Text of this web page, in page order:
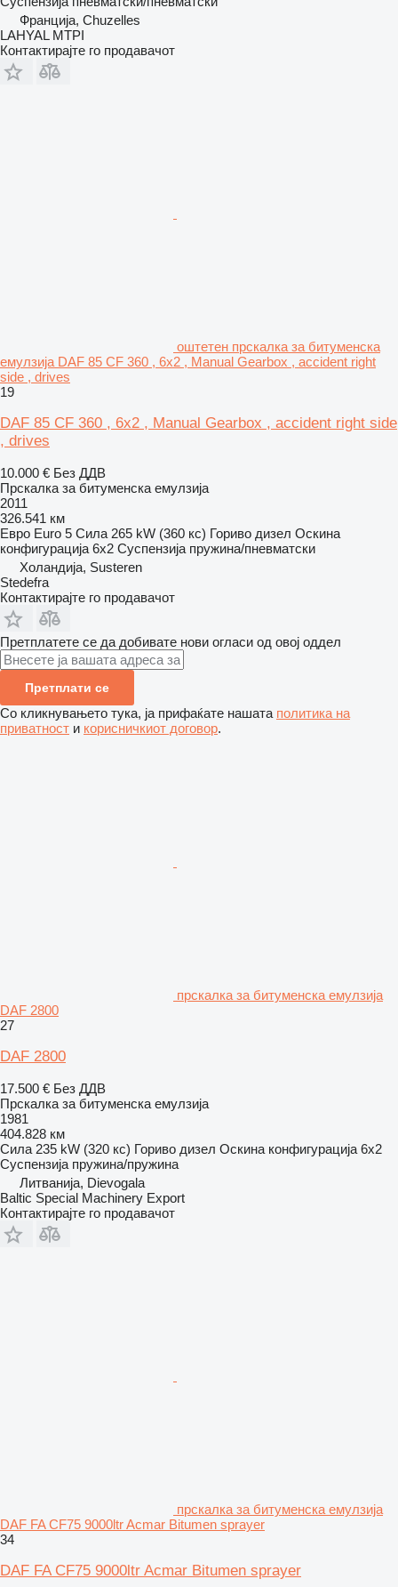
Франција, Chuzelles
LAHYAL MTPI
Контактирајте го продавачот
оштетен прскалка за битуменска
емулзија DAF 85 CF 360 , 6x2 , Manual Gearbox , accident right
side , drives
19
DAF 85 CF 360 , 6x2 , Manual Gearbox , accident right side
, drives
10.000 € Без ДДВ
Прскалка за битуменска емулзија
2011
326.541 км
Евро Euro 5 Сила 265 kW (360 кс) Гориво дизел Оскина
конфигурација 6x2 Суспензија пружина/пневматски
Холандија, Susteren
Stedefra
Контактирајте го продавачот
Претплатете се да добивате нови огласи од овој оддел
Претплати се
Со кликнувањето тука, ја прифаќате нашата политика на
приватност и корисничкиот договор.
прскалка за битуменска емулзија
DAF 2800
27
DAF 2800
17.500 € Без ДДВ
Прскалка за битуменска емулзија
1981
404.828 км
Сила 235 kW (320 кс) Гориво дизел Оскина конфигурација 6x2
Суспензија пружина/пружина
Литванија, Dievogala
Baltic Special Machinery Export
Контактирајте го продавачот
прскалка за битуменска емулзија
DAF FA CF75 9000ltr Acmar Bitumen sprayer
34
DAF FA CF75 9000ltr Acmar Bitumen sprayer